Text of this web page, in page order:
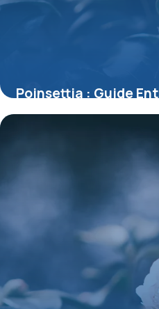
Poinsettia : Guide
15 mai 2026